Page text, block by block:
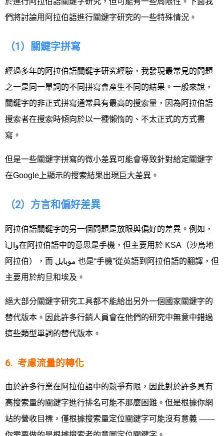
們將討論用阿拉伯語進行關鍵字研究的一些特殊情況。
（1）關鍵字拼寫
經過多年的阿拉伯語關鍵字研究經驗，我發現最常見的問題
之一是同一單詞的不同拼寫會產生不同的結果。一般來說，
關鍵字的非正式拼寫通常具有最高的搜索量，因為阿拉伯語
搜索者在搜索時傾向於以一種懶惰的、不太正式的方式書
寫。
但是一些關鍵字拼寫的微小差異可能會導致針對給定關鍵字
在Google上顯示的搜索結果出現巨大差異。
（2）方言和偏好差異
阿拉伯語關鍵字的另一個問題是放眼與偏好的差異。例如，
ìوال在阿拉伯語中的意思是手機，但主要用於 KSA（沙烏地
阿拉伯），而 موبايل 也是“手機”從英語到阿拉伯語的翻譯，但
主要用於約旦和埃及。
絕大部分關鍵字研究工具都不能給出另外一個國家關鍵字的
替代版本。因此許多行銷人員會在他們的研究中無意中錯過
這些類型單詞的替代版本。
6. 考慮流量的轉化
由於許多行業在阿拉伯語中的競爭有限，因此對於許多具有
高搜索量的關鍵字進行排名可能不那麼困難。但是根據你網
站的營收目標，僅根據搜索量定位關鍵字可能沒有意義 ——